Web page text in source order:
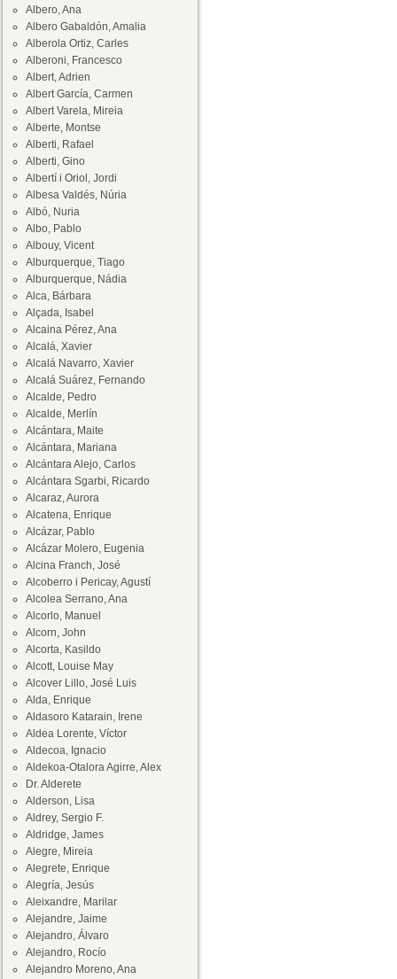
Albero, Ana
Albero Gabaldón, Amalia
Alberola Ortiz, Carles
Alberoni, Francesco
Albert, Adrien
Albert García, Carmen
Albert Varela, Mireia
Alberte, Montse
Alberti, Rafael
Alberti, Gino
Albertí i Oriol, Jordi
Albesa Valdés, Núria
Albó, Nuria
Albo, Pablo
Albouy, Vicent
Alburquerque, Tiago
Alburquerque, Nádia
Alca, Bárbara
Alçada, Isabel
Alcaina Pérez, Ana
Alcalá, Xavier
Alcalá Navarro, Xavier
Alcalá Suárez, Fernando
Alcalde, Pedro
Alcalde, Merlín
Alcántara, Maite
Alcántara, Mariana
Alcántara Alejo, Carlos
Alcántara Sgarbi, Ricardo
Alcaraz, Aurora
Alcatena, Enrique
Alcázar, Pablo
Alcázar Molero, Eugenia
Alcina Franch, José
Alcoberro i Pericay, Agustí
Alcolea Serrano, Ana
Alcorlo, Manuel
Alcorn, John
Alcorta, Kasildo
Alcott, Louise May
Alcover Lillo, José Luis
Alda, Enrique
Aldasoro Katarain, Irene
Aldea Lorente, Víctor
Aldecoa, Ignacio
Aldekoa-Otalora Agirre, Alex
Dr. Alderete
Alderson, Lisa
Aldrey, Sergio F.
Aldridge, James
Alegre, Mireia
Alegrete, Enrique
Alegría, Jesús
Aleixandre, Marilar
Alejandre, Jaime
Alejandro, Álvaro
Alejandro, Rocío
Alejandro Moreno, Ana